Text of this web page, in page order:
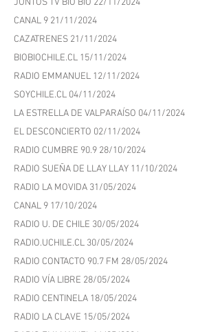
DIARIOIMPACTO.CL 29/11/2024
JUNTOS TV BIO BIO 22/11/2024
CANAL 9 21/11/2024
CAZATRENES 21/11/2024
BIOBIOCHILE.CL 15/11/2024
RADIO EMMANUEL 12/11/2024
SOYCHILE.CL 04/11/2024
LA ESTRELLA DE VALPARAÍSO 04/11/2024
EL DESCONCIERTO 02/11/2024
RADIO CUMBRE 90.9 28/10/2024
RADIO SUEÑA DE LLAY LLAY 11/10/2024
RADIO LA MOVIDA 31/05/2024
CANAL 9 17/10/2024
RADIO U. DE CHILE 30/05/2024
RADIO.UCHILE.CL 30/05/2024
RADIO CONTACTO 90.7 FM 28/05/2024
RADIO VÍA LIBRE 28/05/2024
RADIO CENTINELA 18/05/2024